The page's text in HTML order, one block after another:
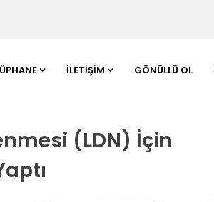
İLETIŞIM GÖNÜLLÜ OL
(LDN) İçin